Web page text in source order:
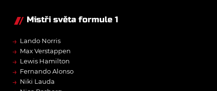
Mistři světa formule 1
→ Lando Norris
→ Max Verstappen
→ Lewis Hamilton
→ Fernando Alonso
→ Niki Lauda